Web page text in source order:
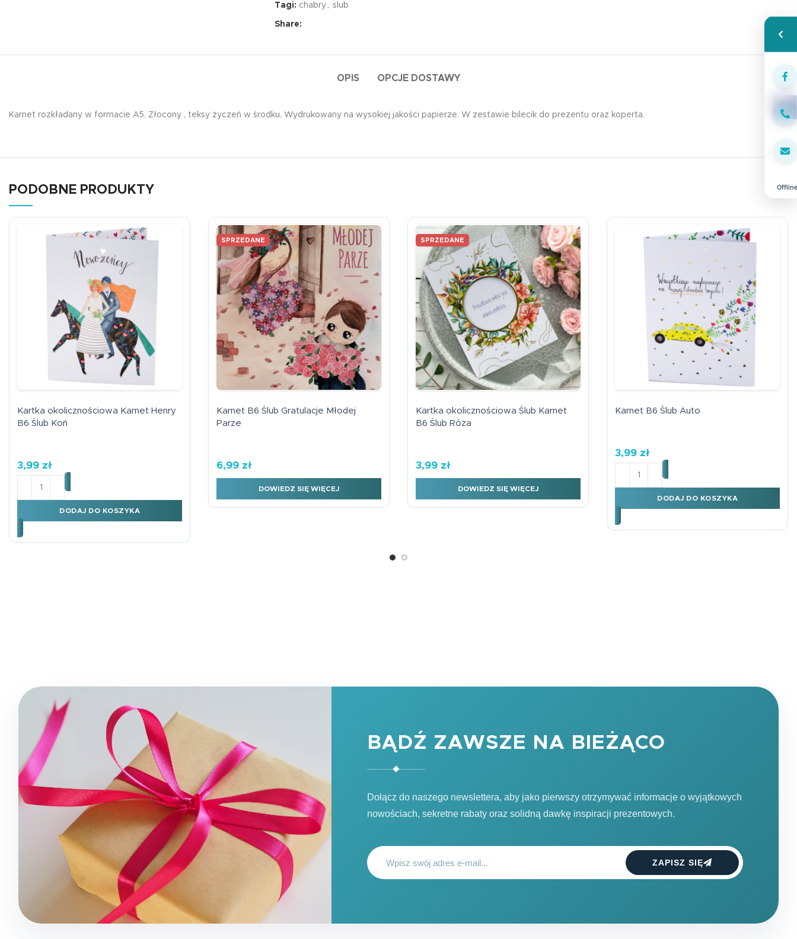
Offline
Tagi: chabry , slub
Share:
OPIS OPCJE DOSTAWY
Karnet rozkładany w formacie A5. Złocony , teksy życzeń w środku. Wydrukowany na wysokiej jakości papierze. W zestawie bilecik do prezentu oraz koperta.
PODOBNE PRODUKTY
Kartka okolicznościowa Karnet Henry
B6 Ślub Koń
3,99 zł
ilość Kartka okolicznościowa Karnet Henry B6 Ślub Koń
DODAJ DO KOSZYKA
SPRZEDANE
Karnet B6 Ślub Gratulacje Młodej
Parze
6,99 zł
DOWIEDZ SIĘ WIĘCEJ
SPRZEDANE
Kartka okolicznościowa Ślub Karnet
B6 Ślub Róża
3,99 zł
DOWIEDZ SIĘ WIĘCEJ
Karnet B6 Ślub Auto
3,99 zł
ilość Karnet B6 Ślub Auto
DODAJ DO KOSZYKA
BĄDŹ ZAWSZE NA BIEŻĄCO
Dołącz do naszego newslettera, aby jako pierwszy otrzymywać informacje o wyjątkowych
nowościach, sekretne rabaty oraz solidną dawkę inspiracji prezentowych.
ZAPISZ SIĘ